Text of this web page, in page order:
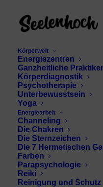
Körperwelt
Energiezentren
Ganzheitliche
Körperdiagnostik
Psychotherapie
Unterbewusstsein
Yoga
Energiearbeit
Channeling
Die Chakren
Die Sternzeichen
Die 7 Hermetischen
Farben
Parapsychologie
Reiki
Reinigung und Schutz
Widder